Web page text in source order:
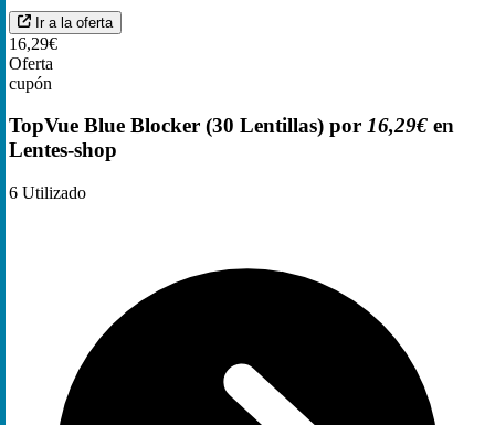
Ir a la oferta
16,29€
Oferta
cupón
TopVue Blue Blocker (30 Lentillas) por 16,29€ en
Lentes-shop
6 Utilizado